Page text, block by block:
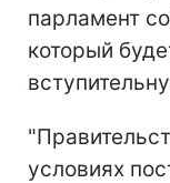
парламент
который
условиях